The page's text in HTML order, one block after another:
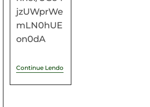
jzUWprWe
mLN0hUE
on0dA
Continue Lendo